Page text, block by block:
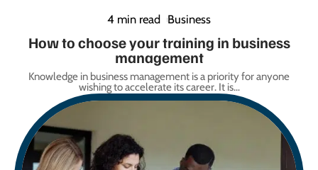
4 min read Business
How to choose your training in business
management
Knowledge in business management is a priority for anyone
wishing to accelerate its career. It is…